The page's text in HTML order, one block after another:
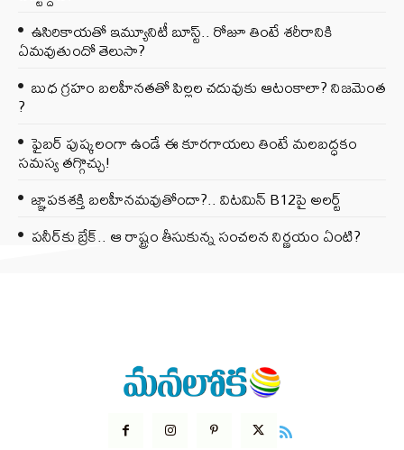
ఉసిరికాయతో ఇమ్యూనిటీ బూస్ట్‌.. రోజూ తింటే శరీరానికి
ఏమవుతుందో తెలుసా?
బుధ గ్రహం బలహీనతతో పిల్లల చదువుకు ఆటంకాలా? నిజమెంత
?
ఫైబర్‌ పుష్కలంగా ఉండే ఈ కూరగాయలు తింటే మలబద్ధకం
సమస్య తగ్గొచ్చు!
జ్ఞాపకశక్తి బలహీనమవుతోందా?.. విటమిన్ B12పై అలర్ట్
పనీర్‌కు బ్రేక్.. ఆ రాష్ట్రం తీసుకున్న సంచలన నిర్ణయం ఏంటి?